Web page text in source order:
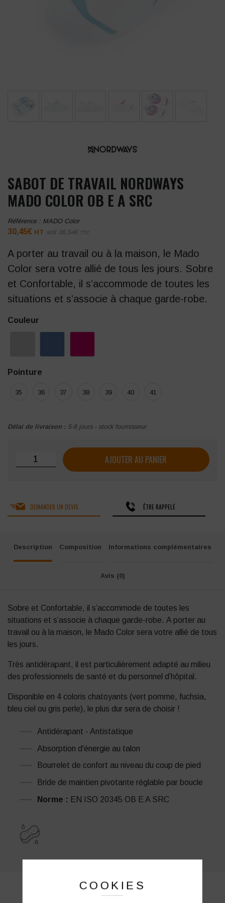
SABOT DE TRAVAIL NORDWAYS
MADO COLOR OB E A SRC
Référence : MADO Color
30,45€ HT soit 36,54€ TTC
A porter au travail ou à la maison, le Mado
Color sera votre allié de tous les jours. Sobre
et Confortable, il s’accommode de toutes les
situations et s’associe à chaque garde-robe.
Couleur
Pointure
35 36 37 38 39 40 41
Délai de livraison : 5-8 jours - stock fournisseur
quantité de Sabot de travail Nordways Mado Color OB E A
AJOUTER AU PANIER
DEMANDER UN DEVIS ÊTRE RAPPELÉ
Description Composition Informations complémentaires
Avis (0)
Sobre et Confortable, il s’accommode de toutes les
situations et s’associe à chaque garde-robe. A porter au
travail ou à la maison, le Mado Color sera votre allié de tous
les jours.
Très antidérapant, il est particulièrement adapté au milieu
des professionnels de santé et du personnel d’hôpital.
Disponible en 4 coloris chatoyants (vert pomme, fuchsia,
bleu ciel ou gris perle), le plus dur sera de choisir !
Antidérapant - Antistatique
Absorption d'énergie au talon
Bourrelet de confort au niveau du coup de pied
Bride de maintien pivotante réglable par boucle
Norme : EN ISO 20345 OB E A SRC
PRODUITS SIMILAIRES
COOKIES